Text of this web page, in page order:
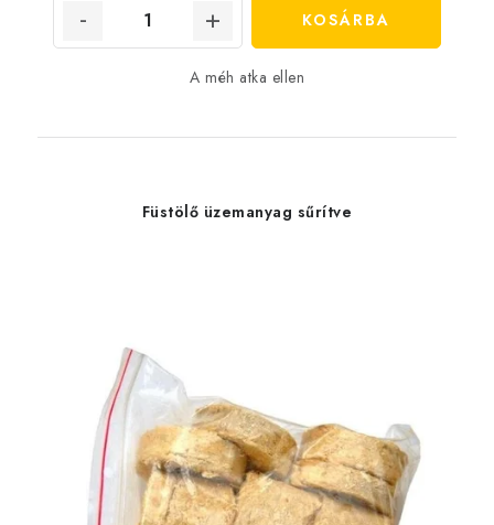
KOSÁRBA
A méh atka ellen
Füstölő üzemanyag sűrítve